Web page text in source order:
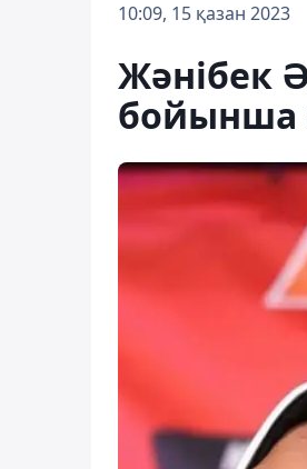
10:09, 15 қазан 2023
Жәнібек
бойынша